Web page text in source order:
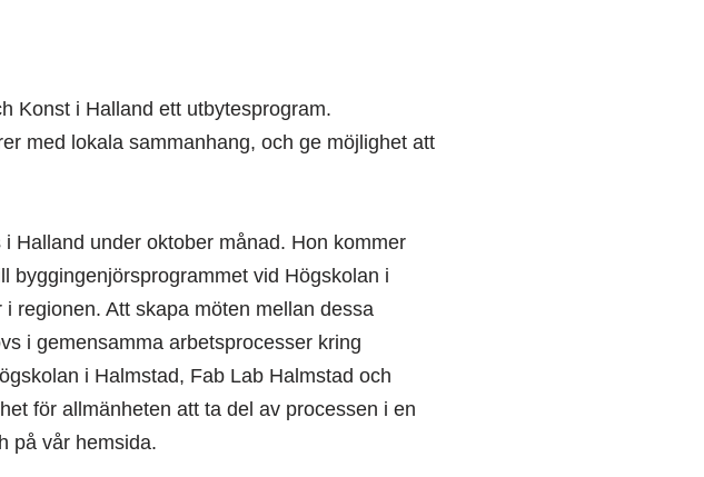
Konst i Halland ett utbytesprogram.
med lokala sammanhang, och ge möjlighet att
Halland under oktober månad. Hon kommer
byggingenjörsprogrammet vid Högskolan i
regionen. Att skapa möten mellan dessa
i gemensamma arbetsprocesser kring
i Halmstad, Fab Lab Halmstad och
för allmänheten att ta del av processen i en
på vår hemsida.